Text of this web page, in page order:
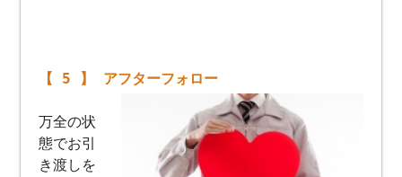
【 5 】 アフターフォロー
万全の状
態でお引
き渡しを